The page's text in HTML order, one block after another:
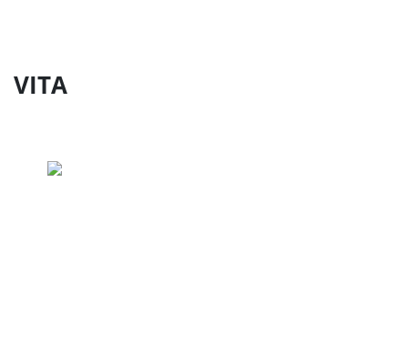
VITA